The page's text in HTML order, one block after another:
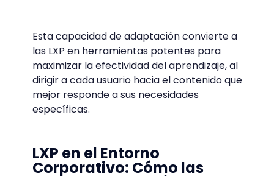
Esta capacidad de adaptación convierte a
las LXP en herramientas potentes para
maximizar la efectividad del aprendizaje, al
dirigir a cada usuario hacia el contenido que
mejor responde a sus necesidades
específicas.
LXP en el Entorno
Corporativo: Cómo las